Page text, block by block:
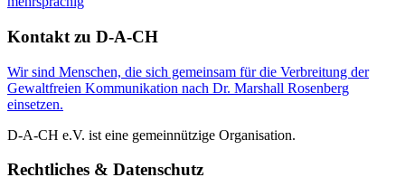
Kontakt zu D-A-CH
Wir sind Menschen, die sich gemeinsam für die Verbreitung der
Gewaltfreien Kommunikation nach Dr. Marshall Rosenberg
einsetzen.
D-A-CH e.V. ist eine gemeinnützige Organisation.
Rechtliches & Datenschutz